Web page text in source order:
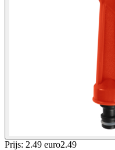
Prijs: 2.49 euro2.49